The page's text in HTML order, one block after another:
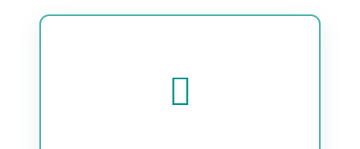
20+ ЛЕТ ОПЫТА